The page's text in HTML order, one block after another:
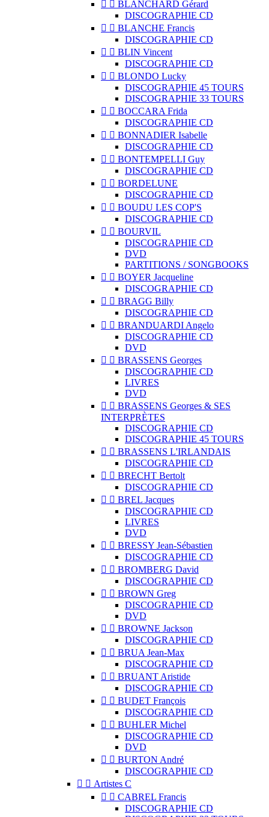
  BLANCHARD Gérard
DISCOGRAPHIE CD
  BLANCHE Francis
DISCOGRAPHIE CD
  BLIN Vincent
DISCOGRAPHIE CD
  BLONDO Lucky
DISCOGRAPHIE 45 TOURS
DISCOGRAPHIE 33 TOURS
  BOCCARA Frida
DISCOGRAPHIE CD
  BONNADIER Isabelle
DISCOGRAPHIE CD
  BONTEMPELLI Guy
DISCOGRAPHIE CD
  BORDELUNE
DISCOGRAPHIE CD
  BOUDU LES COP'S
DISCOGRAPHIE CD
  BOURVIL
DISCOGRAPHIE CD
DVD
PARTITIONS / SONGBOOKS
  BOYER Jacqueline
DISCOGRAPHIE CD
  BRAGG Billy
DISCOGRAPHIE CD
  BRANDUARDI Angelo
DISCOGRAPHIE CD
DVD
  BRASSENS Georges
DISCOGRAPHIE CD
LIVRES
DVD
  BRASSENS Georges & SES
INTERPRÈTES
DISCOGRAPHIE CD
DISCOGRAPHIE 45 TOURS
  BRASSENS L'IRLANDAIS
DISCOGRAPHIE CD
  BRECHT Bertolt
DISCOGRAPHIE CD
  BREL Jacques
DISCOGRAPHIE CD
LIVRES
DVD
  BRESSY Jean-Sébastien
DISCOGRAPHIE CD
  BROMBERG David
DISCOGRAPHIE CD
  BROWN Greg
DISCOGRAPHIE CD
DVD
  BROWNE Jackson
DISCOGRAPHIE CD
  BRUA Jean-Max
DISCOGRAPHIE CD
  BRUANT Aristide
DISCOGRAPHIE CD
  BUDET François
DISCOGRAPHIE CD
  BUHLER Michel
DISCOGRAPHIE CD
DVD
  BURTON André
DISCOGRAPHIE CD
  Artistes C
  CABREL Francis
DISCOGRAPHIE CD